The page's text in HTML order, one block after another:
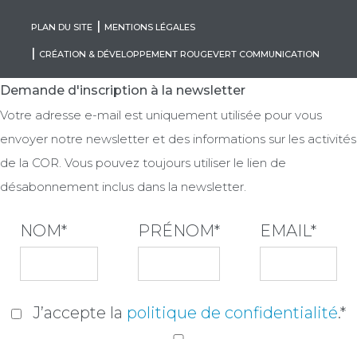
Recevoir la newsletter
PLAN DU SITE MENTIONS LÉGALES
CRÉATION & DÉVELOPPEMENT ROUGEVERT COMMUNICATION
Demande d'inscription à la newsletter
Votre adresse e-mail est uniquement utilisée pour vous
envoyer notre newsletter et des informations sur les activités
de la COR. Vous pouvez toujours utiliser le lien de
désabonnement inclus dans la newsletter.
NOM* PRÉNOM* EMAIL*
J’accepte la politique de confidentialité.*